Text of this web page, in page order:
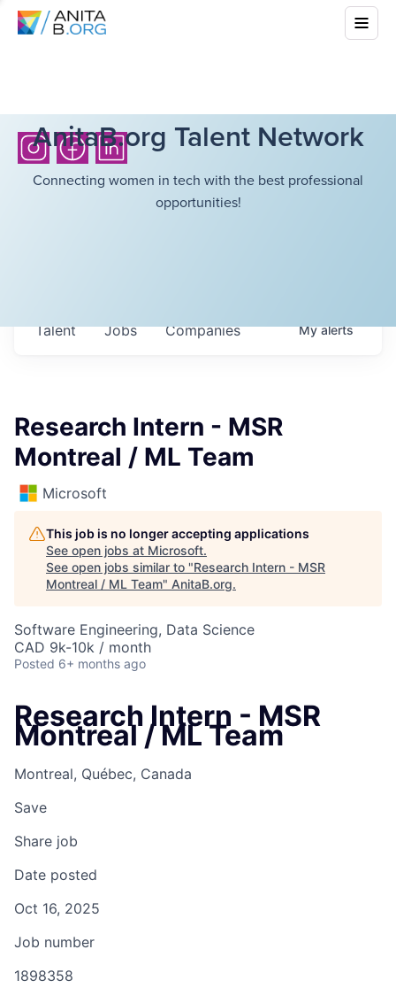
AnitaB.org Talent Network
Connecting women in tech with the best professional
opportunities!
Jobs Companies
Talent Myalerts
Research Intern - MSR
Montreal / ML Team
Microsoft
This job is no longer accepting applications
See open jobs at Microsoft.
See open jobs similar to "Research Intern - MSR
Montreal / ML Team" AnitaB.org.
Software Engineering, Data Science
CAD 9k-10k / month
Posted 6+ months ago
Research Intern - MSR
Montreal / ML Team
Montreal, Québec, Canada
Save
Share job
Date posted
Oct 16, 2025
Job number
1898358